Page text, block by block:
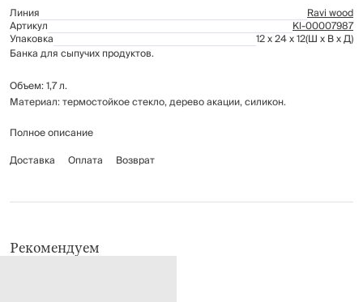
Линия
Ravi wood
Артикул Kl-00007987
Упаковка 12 x 24 x 12(Ш x В x Д)
Банка для сыпучих продуктов.
Объем: 1,7 л.
Материал: термостойкое стекло, дерево акации, силикон.
Рекомендуется мыть вручную с применением мягких моющих средств.
губки.
режиме для стекла.
Полное описание
Доставка
Оплата Возврат
Рекомендуем